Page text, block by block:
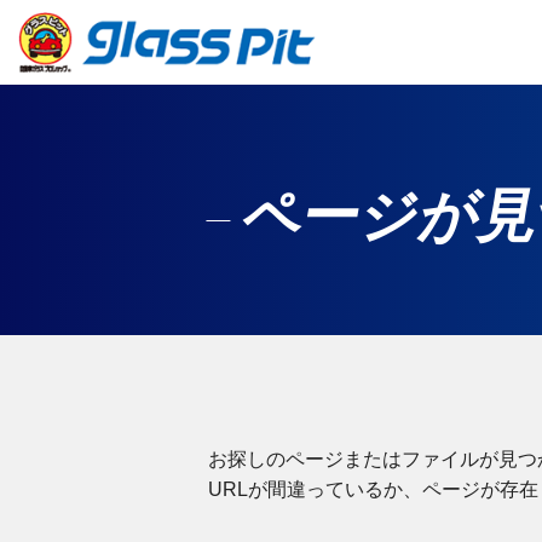
ページが
お探しのページまたはファイルが見
URLが間違っているか、ページが存